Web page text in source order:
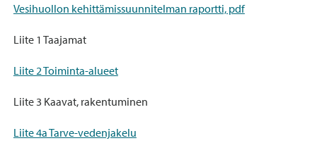
Vesihuollon kehittämissuunnitelman raportti, pdf
Liite 1 Taajamat
Liite 2 Toiminta-alueet
Liite 3 Kaavat, rakentuminen
Liite 4a Tarve-vedenjakelu